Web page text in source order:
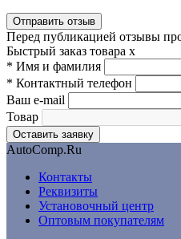
Перед публикацией отзывы
Быстрый заказ товара x
* Имя и фамилия
* Контактный телефон
Ваш e-mail
Товар
AutoComp.Ru
Контакты
Реквизиты
Установочный центр
Оптовым покупателям